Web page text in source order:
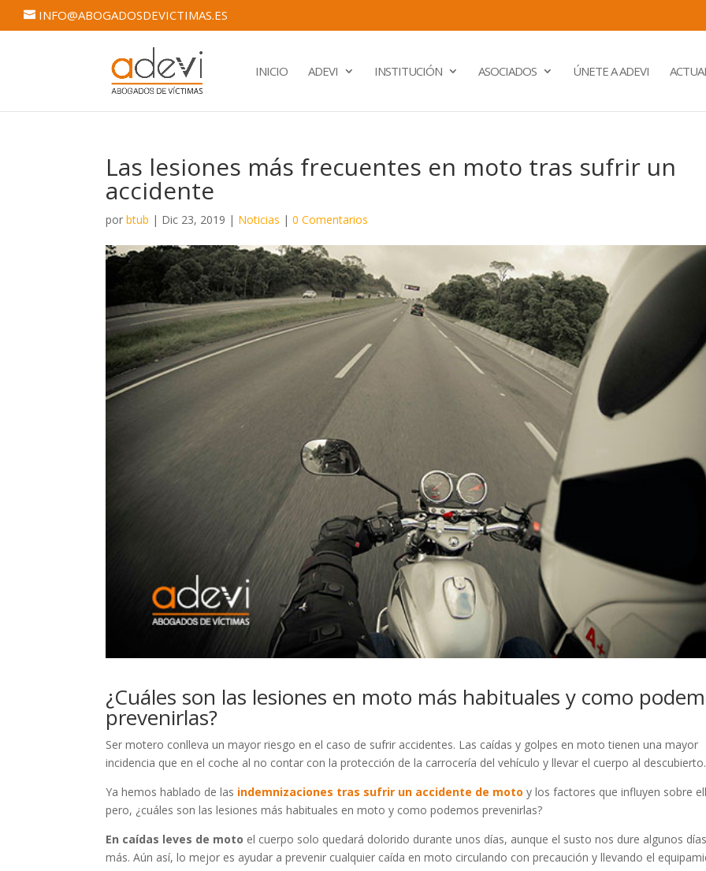
INFO@ABOGADOSDEVICTIMAS.ES
INICIO ADEVI INSTITUCIÓN ASOCIADOS ÚNETE A ADEVI
Las lesiones más frecuentes en moto tras sufrir un
accidente
porbtub | Dic 23, 2019 | Noticias |0 Comentarios
¿Cuáles son las lesiones en moto más habituales y como
prevenirlas?
Ser motero conlleva un mayor riesgo en el caso de sufrir accidentes. Las caídas y golpes en moto tienen una mayor
incidencia que en el coche al no contar con la protección de la carrocería del vehículo y llevar el cuerpo al descubierto.
Ya hemos hablado de las indemnizaciones tras sufrir un accidente de moto y los factores que influyen sobre
pero, ¿cuáles son las lesiones más habituales en moto y como podemos prevenirlas?
En caídas leves de moto el cuerpo solo quedará dolorido durante unos días, aunque el susto nos dure algunos días
más. Aún así, lo mejor es ayudar a prevenir cualquier caída en moto circulando con precaución y llevando el